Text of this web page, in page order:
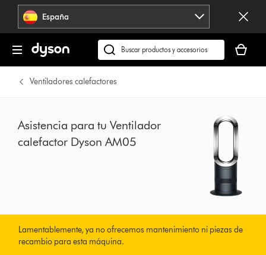
Omitir
navegación España
Buscar
en
dyson.es
cesta
está
Ventiladores calefactores
Asistencia para tu Ventilador
calefactor Dyson AM05
Lamentablemente, ya no ofrecemos mantenimiento ni piezas de
recambio para esta máquina.